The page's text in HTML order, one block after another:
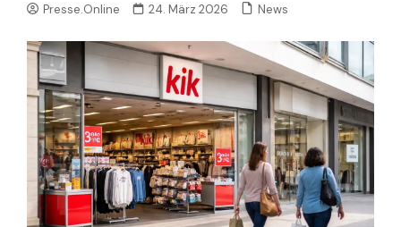
Presse.Online 24. März 2026 News